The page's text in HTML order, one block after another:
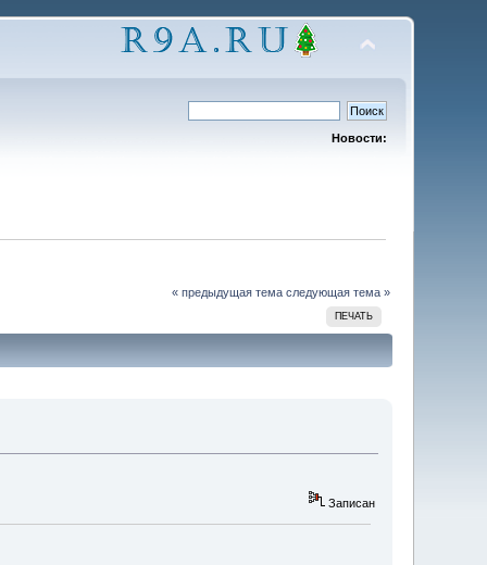
Новости:
« предыдущая тема следующая тема »
ПЕЧАТЬ
Записан